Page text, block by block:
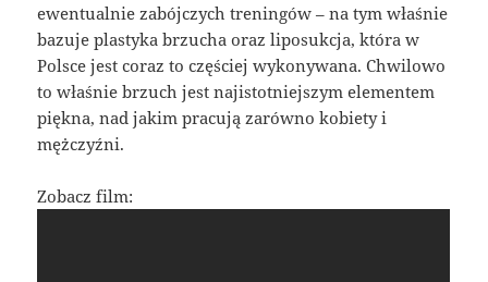
ewentualnie zabójczych treningów – na tym właśnie
bazuje plastyka brzucha oraz liposukcja, która w
Polsce jest coraz to częściej wykonywana. Chwilowo
to właśnie brzuch jest najistotniejszym elementem
piękna, nad jakim pracują zarówno kobiety i
mężczyźni.
Zobacz film: